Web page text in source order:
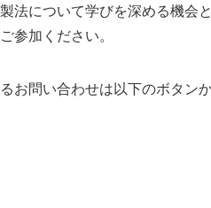
法について学びを深める機会
参加ください。
お問い合わせは以下のボタン